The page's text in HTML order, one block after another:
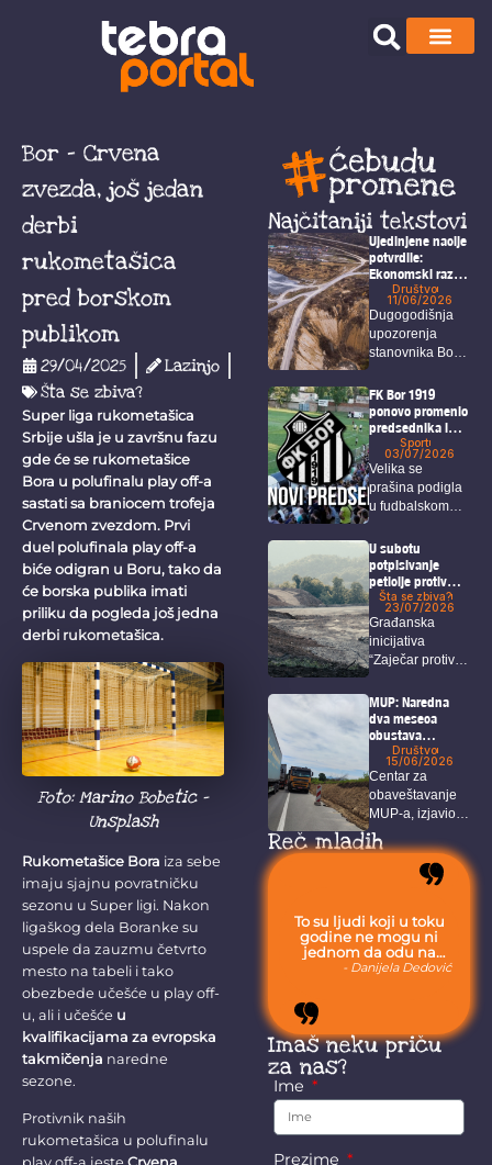
Bor – Crvena
zvezda, još jedan
derbi
rukometašica
pred borskom
publikom
29/04/2025
Lazinjo
Šta se zbiva?
Super liga rukometašica
Srbije ušla je u završnu fazu
gde će se rukometašice
Bora u polufinalu play off-a
sastati sa braniocem trofeja
Crvenom zvezdom. Prvi
duel polufinala play off-a
biće odigran u Boru, tako da
će borska publika imati
priliku da pogleda još jedna
derbi rukometašica.
Foto: Marino Bobetic –
Unsplash
Rukometašice Bora iza sebe
imaju sjajnu povratničku
sezonu u Super ligi. Nakon
ligaškog dela Boranke su
uspele da zauzmu četvrto
mesto na tabeli i tako
obezbede učešće u play off-
u, ali i učešće u
kvalifikacijama za evropska
takmičenja naredne
sezone.
Protivnik naših
rukometašica u polufinalu
Najčitaniji tekstovi
Ujedinjene nacije
potvrdile:
Ekonomski razvoj
u Borskom
okrugu nije
usklađen sa
zaštitom ljudskih
prava i životne
Društvo
11/06/2026
Dugogodišnja
upozorenja
stanovnika Bora,
sela o
posledicama...
FK Bor 1919
ponovo promenio
predsednika i
rukovodstvo
kluba
Sport
03/07/2026
Velika se
prašina podigla
u fudbalskom
je...
U subotu
potpisivanje
peticije protiv
potencijalnog
štetnog
rudarenja
nadomak
Zaječara
Šta se zbiva?
23/07/2026
Građanska
inicijativa
“Zaječar protiv
želim da se
selim”...
MUP: Naredna
dva meseca
obustava
saobraćaja na
deonici Bor –
Selište
Društvo
15/06/2026
Centar za
obaveštavanje
MUP-a, izjavio je
da zbog radova
na...
Reč mladih
To su ljudi koji u toku
godine ne mogu ni
jednom da odu na
more, jer moraju da
- Danijela Dedović
Imaš neku priču
za nas?
Ime
Prezime